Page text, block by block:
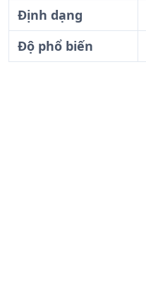
Định dạng
Độ phổ biến